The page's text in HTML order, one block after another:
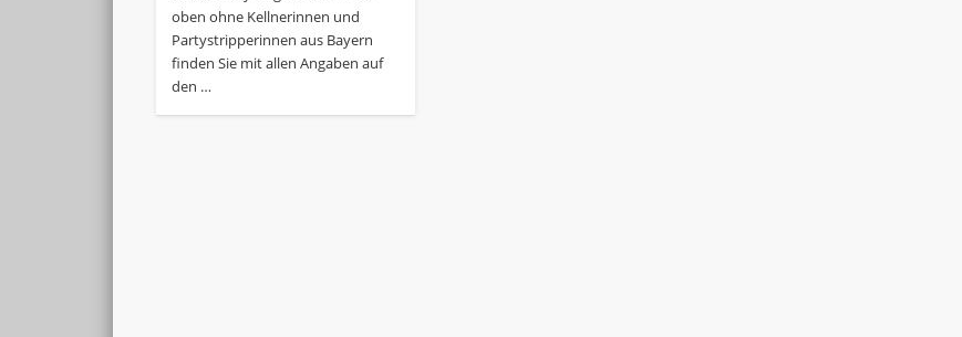
oben ohne Kellnerinnen und
Partystripperinnen aus Bayern
finden Sie mit allen Angaben auf
den …